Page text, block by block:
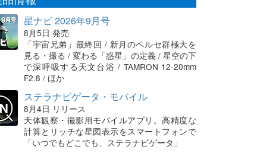
星ナビ 2026年9月号
8月5日 発売
「宇宙兄弟」最終回 / 新月のペルセ群極大を
見る・撮る / 変わる「惑星」の定義 / 星空の下
で深呼吸する天文台浴 / TAMRON 12-20mm
F2.8 / ほか
ステラナビゲータ・モバイル
8月4日 リリース
天体観察・撮影用モバイルアプリ。高精度な
計算とリッチな星図表示をスマートフォンで
「いつでもどこでも、ステラナビゲータ」